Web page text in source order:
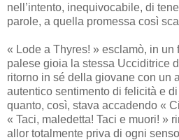
nell’intento, inequivocabile, di
parole, a quella promessa così
« Lode a Thyres! » esclamò, in un
palese gioia la stessa Ucciditrice
ritorno in sé della giovane con un
autentico sentimento di felicità e
quanto, così, stava accadendo «
« Taci, maledetta! Taci e muori! »
allor totalmente priva di ogni